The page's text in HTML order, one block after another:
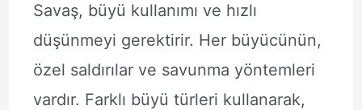
Savaş, büyü kullanımı ve hızlı
düşünmeyi gerektirir. Her büyücünün,
özel saldırılar ve savunma yöntemleri
vardır. Farklı büyü türleri kullanarak,